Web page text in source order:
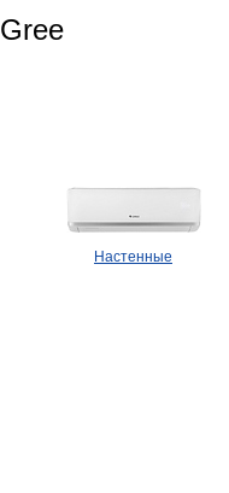
Gree
Настенные